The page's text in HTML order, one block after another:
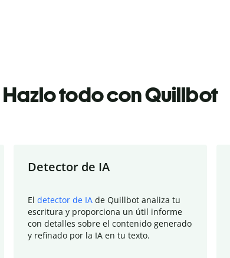
Hazlo todo con Quillbot
Detector de IA
El detector de IA de Quillbot analiza tu
escritura y proporciona un útil informe
con detalles sobre el contenido generado
y refinado por la IA en tu texto.